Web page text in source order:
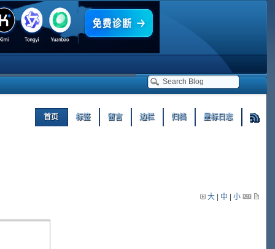
首页 标签 留言 边栏 归档 星标日志
大| 中 小